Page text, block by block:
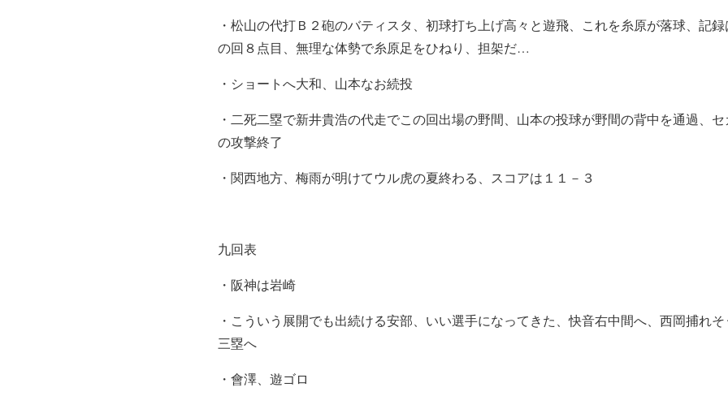
・松山の代打Ｂ２砲のバティスタ、初球打ち上げ高々と遊飛、これを糸原が落球、記
の回８点目、無理な体勢で糸原足をひねり、担架だ…
・ショートへ大和、山本なお続投
・二死二塁で新井貴浩の代走でこの回出場の野間、山本の投球が野間の背中を通過、
の攻撃終了
・関西地方、梅雨が明けてウル虎の夏終わる、スコアは１１－３
九回表
・阪神は岩崎
・こういう展開でも出続ける安部、いい選手になってきた、快音右中間へ、西岡捕れ
三塁へ
・會澤、遊ゴロ